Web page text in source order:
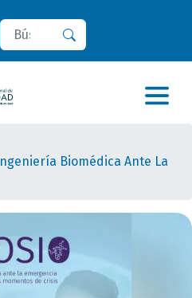
Buscar
Biomédica Ante La